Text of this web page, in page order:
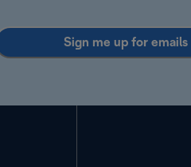
Sign me up for emails